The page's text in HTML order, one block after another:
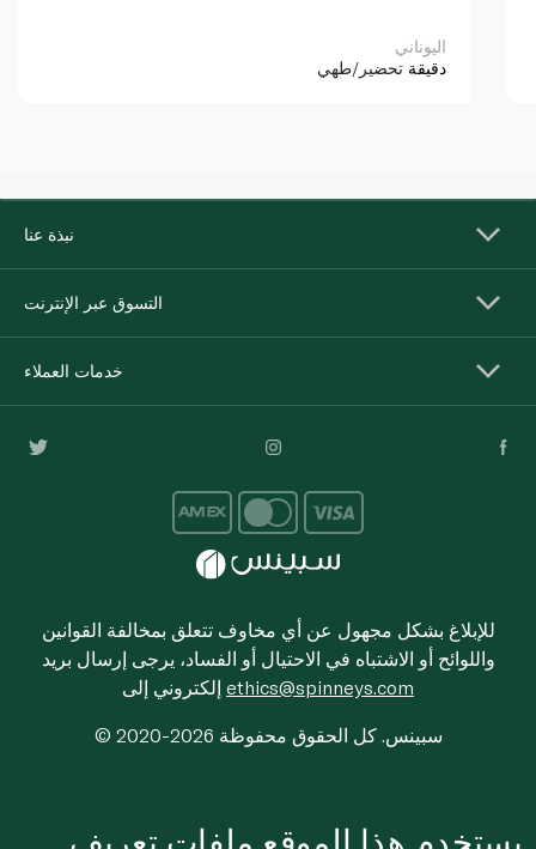
اليوناني
دقيقة تحضير/طهي
نبذة عنا
التسوق عبر الإنترنت
خدمات العملاء
للإبلاغ بشكل مجهول عن أي مخاوف تتعلق بمخالفة القوانين
واللوائح أو الاشتباه في الاحتيال أو الفساد، يرجى إرسال بريد
ethics@spinneys.com
© 2020-2026 سبينس. كل الحقوق محفوظة
يستخدم هذا الموقع ملفات تعريف